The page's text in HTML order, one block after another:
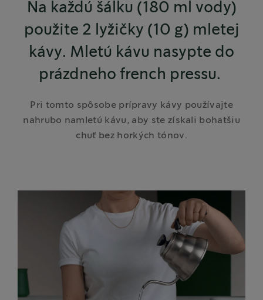
Na každú šálku (180 ml vody)
použite 2 lyžičky (10 g) mletej
kávy. Mletú kávu nasypte do
prázdneho french pressu.
Pri tomto spôsobe prípravy kávy používajte
nahrubo namletú kávu, aby ste získali bohatšiu
chuť bez horkých tónov.